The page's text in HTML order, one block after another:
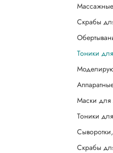
Скрабы
Тоники
Маски для
Тоники
Скрабы